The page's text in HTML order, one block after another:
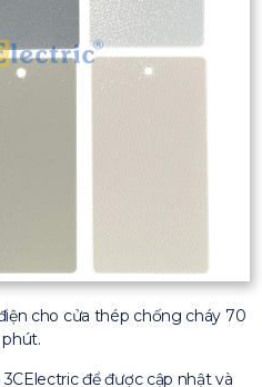
cho cửa thép chống cháy 70
phút.
để được cập nhật và